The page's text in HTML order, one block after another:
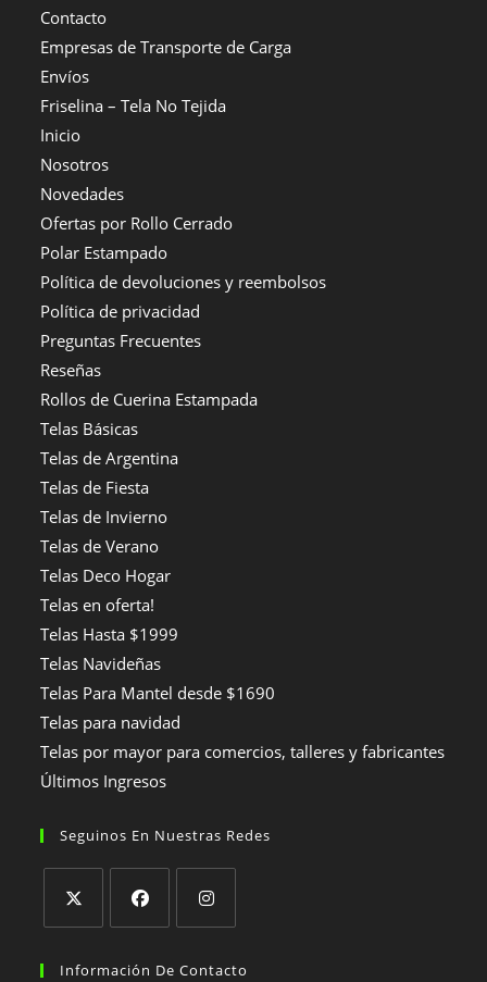
Contacto
Empresas de Transporte de Carga
Envíos
Friselina – Tela No Tejida
Inicio
Nosotros
Novedades
Ofertas por Rollo Cerrado
Polar Estampado
Política de devoluciones y reembolsos
Política de privacidad
Preguntas Frecuentes
Reseñas
Rollos de Cuerina Estampada
Telas Básicas
Telas de Argentina
Telas de Fiesta
Telas de Invierno
Telas de Verano
Telas Deco Hogar
Telas en oferta!
Telas Hasta $1999
Telas Navideñas
Telas Para Mantel desde $1690
Telas para navidad
Telas por mayor para comercios, talleres y fabricantes
Últimos Ingresos
Seguinos En Nuestras Redes
abre
abre
abre
Información De Contacto